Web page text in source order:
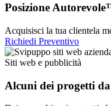
Posizione
Acquisisci la tua clientela
Richiedi Preventivo
Siti web e pubblicità
Alcuni dei progetti